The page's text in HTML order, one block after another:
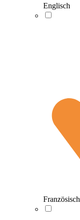
Englisch
Französisch